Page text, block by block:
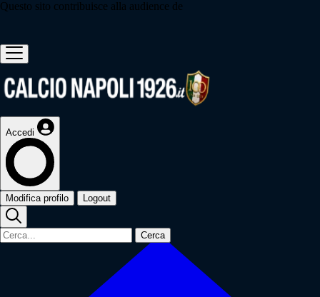
Questo sito contribuisce alla audience de
Accedi
Modifica profilo Logout
Cerca